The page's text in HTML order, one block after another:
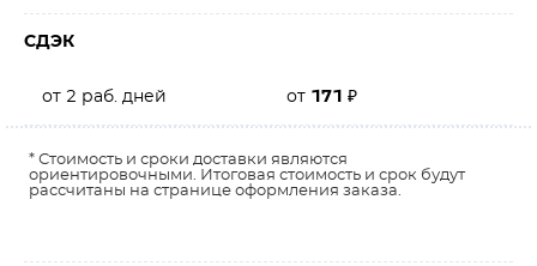
СДЭК
от 2 раб. дней от 171 ₽
* Стоимость и сроки доставки являются
ориентировочными. Итоговая стоимость и срок будут
рассчитаны на странице оформления заказа.